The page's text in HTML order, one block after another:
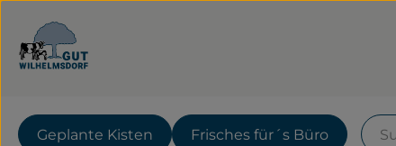
Geplante Kisten Frisches für´s Büro